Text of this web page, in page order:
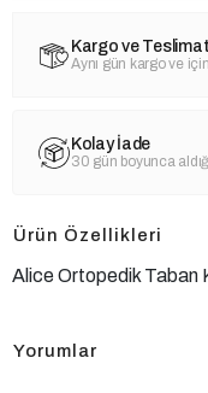
Kargo ve Teslimat
Aynı gün kargo ve
Kolay İade
30 gün boyunca
Ürün Özellikleri
Alice Ortopedik Taban
Yorumlar